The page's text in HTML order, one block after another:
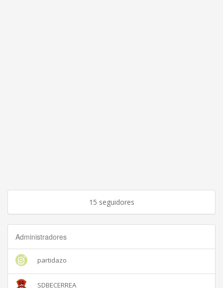
15 seguidores
Administradores
partidazo
SDBECERREA